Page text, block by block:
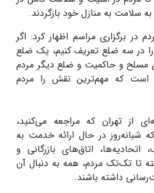
سلامت به منازل خود بازگردند.
در برگزاری مراسم اظهار کرد: اگر
را در سه ضلع تعریف کنیم، یک ضلع
مسلح و حاکمیت و ضلع دیگر مردم
است که مهم‌ترین نقش را مردم
از تهران که مراجعه می‌کنید،
شبانه‌روز در حال ارائه خدمت به
اتاق‌های بازرگانی و
تا تک‌تک مردم، همه به دنبال آن
داشته باشند.